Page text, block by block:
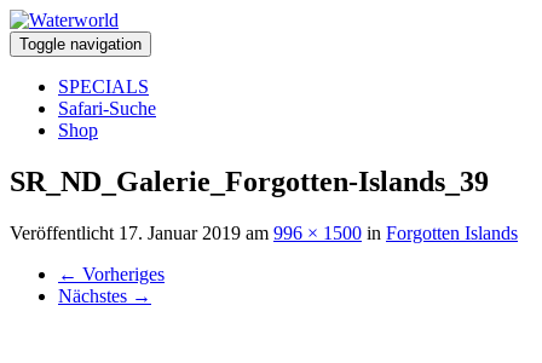
Toggle navigation
SPECIALS
Safari-Suche
Shop
SR_ND_Galerie_Forgotten-Islands_39
Veröffentlicht 17. Januar 2019 am 996 × 1500 in Forgotten Islands
← Vorheriges
Nächstes →